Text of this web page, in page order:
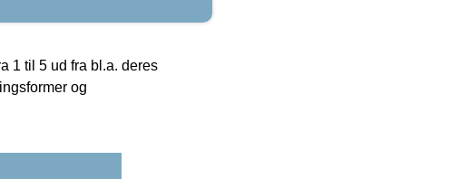
1 til 5 ud fra bl.a. deres
og